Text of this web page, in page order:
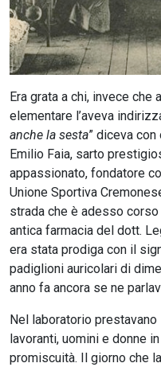
Era grata a chi, invece
elementare l’aveva
anche la sesta” diceva
Emilio Faia, sarto
appassionato, fondatore
Unione Sportiva
strada che è adesso
antica farmacia del dott.
era stata prodiga con il
padiglioni auricolari di
anno fa ancora se ne
Nel laboratorio
lavoranti, uomini e donne
promiscuità. Il giorno che